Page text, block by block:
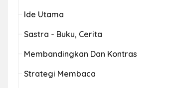
Ide Utama
Sastra - Buku, Cerita
Membandingkan Dan Kontras
Strategi Membaca